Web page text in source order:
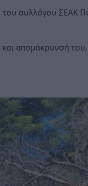
συλλόγου ΣΕΑΚ
απομάκρυνσή